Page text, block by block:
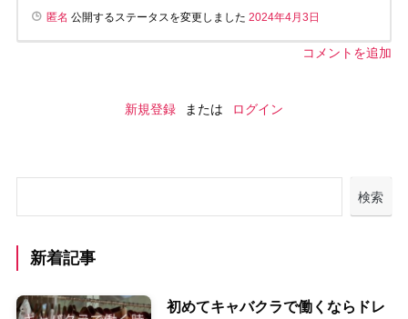
匿名 公開するステータスを変更しました 2024年4月3日
コメントを追加
新規登録 または ログイン
検索
新着記事
初めてキャバクラで働くならドレ